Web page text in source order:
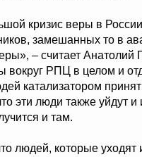
кризис веры в
замешанных то в
– считает
вокруг РПЦ в целом и
катализатором
эти люди также уйдут и
и там.
людей, которые